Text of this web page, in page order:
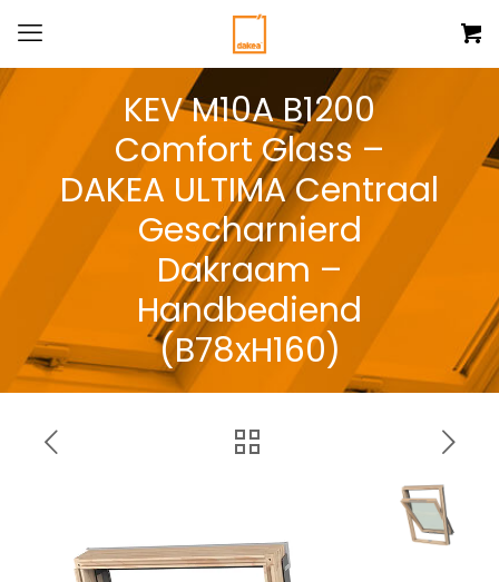
KEV M10A B1200
Comfort Glass –
DAKEA ULTIMA Centraal
Gescharnierd
Dakraam –
Handbediend
(B78xH160)